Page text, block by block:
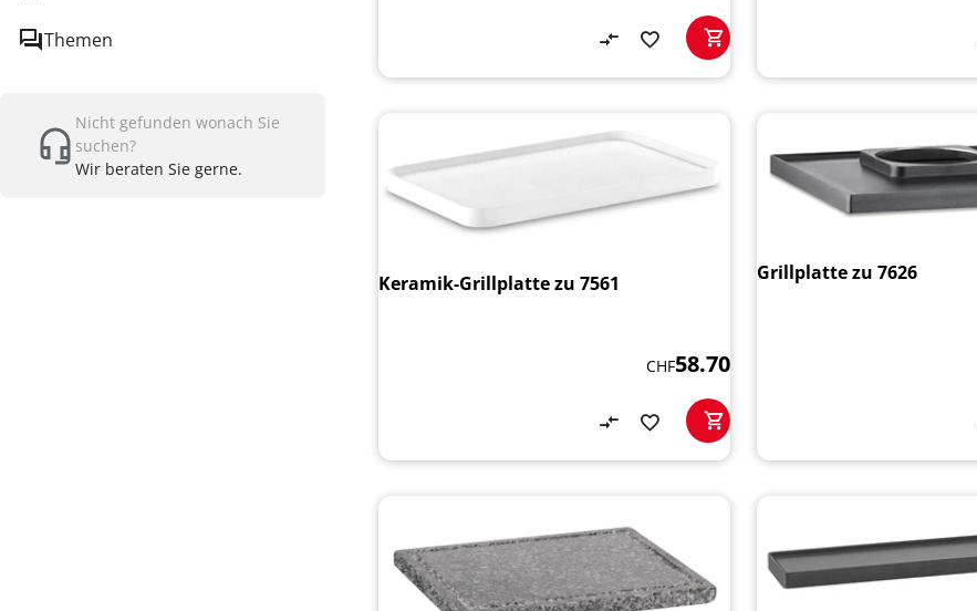
Themen
Nicht gefunden wonach Sie
suchen?
Wir beraten Sie gerne.
Keramik-Grillplatte zu 7561
CHF58.70
Grillplatte zu 7626